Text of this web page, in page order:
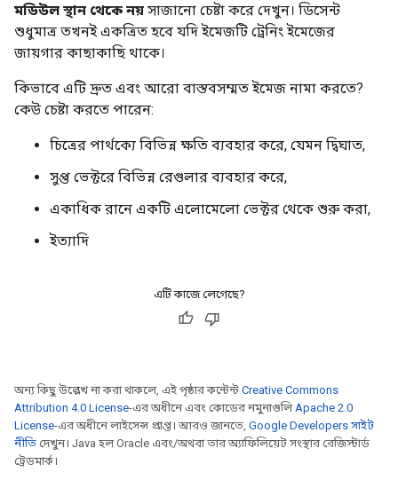
মডিউল স্থান থেকে নয় সাজানো চেষ্টা করে দেখুন। ডিসেন্ট
শুধুমাত্র তখনই একত্রিত হবে যদি ইমেজটি ট্রেনিং ইমেজের
জায়গার কাছাকাছি থাকে।
কিভাবে এটি দ্রুত এবং আরো বাস্তবসম্মত ইমেজ নামা করতে?
কেউ চেষ্টা করতে পারেন:
চিত্রের পার্থক্যে বিভিন্ন ক্ষতি ব্যবহার করে, যেমন দ্বিঘাত,
সুপ্ত ভেক্টরে বিভিন্ন রেগুলার ব্যবহার করে,
একাধিক রানে একটি এলোমেলো ভেক্টর থেকে শুরু করা,
ইত্যাদি
এটি কাজে লেগেছে?
অন্য কিছু উল্লেখ না করা থাকলে, এই পৃষ্ঠার কন্টেন্ট Creative Commons
Attribution 4.0 License-এর অধীনে এবং কোডের নমুনাগুলি Apache 2.0
License-এর অধীনে লাইসেন্স প্রাপ্ত। আরও জানতে, Google Developers সাইট
নীতি দেখুন। Java হল Oracle এবং/অথবা তার অ্যাফিলিয়েট সংস্থার রেজিস্টার্ড
ট্রেডমার্ক।